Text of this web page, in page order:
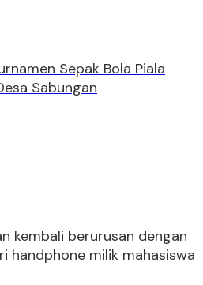
Sepak Bola Piala
Sabungan
kembali berurusan dengan
handphone milik mahasiswa